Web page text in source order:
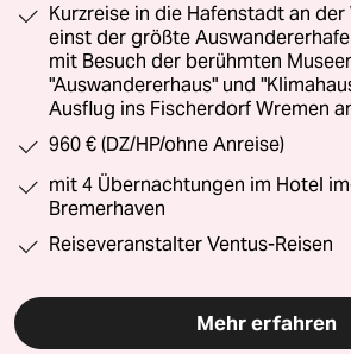
Kurzreise in die Hafenstadt an der
einst der größte
mit Besuch der berühmten
"Auswandererhaus" und
Ausflug ins Fischerdorf Wremen
960 € (DZ/HP/ohne Anreise)
mit 4 Übernachtungen im Hotel
Bremerhaven
Reiseveranstalter Ventus-Reisen
Mehr erfahren